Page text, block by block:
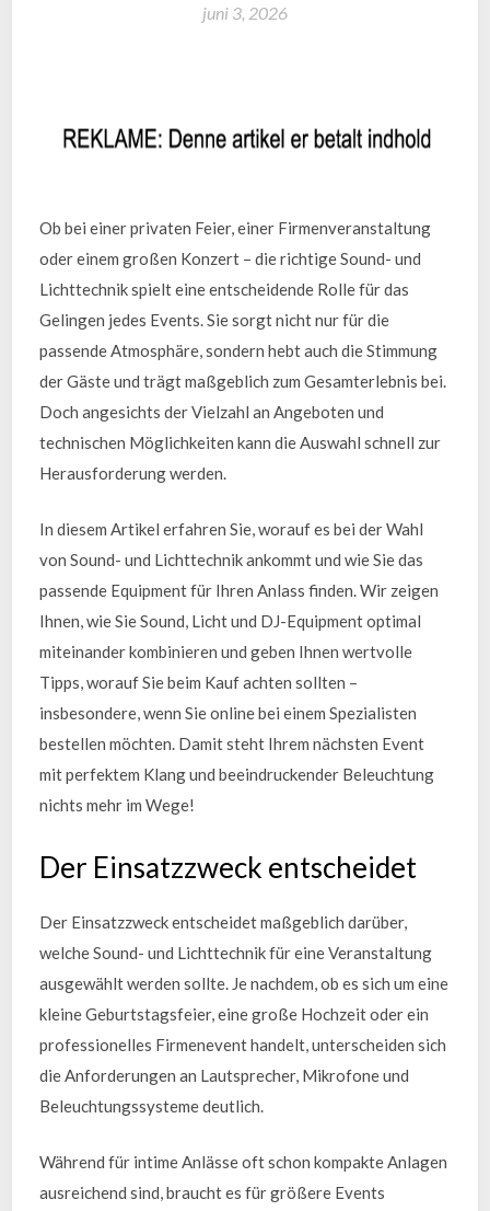
juni 3, 2026
Ob bei einer privaten Feier, einer Firmenveranstaltung
oder einem großen Konzert – die richtige Sound- und
Lichttechnik spielt eine entscheidende Rolle für das
Gelingen jedes Events. Sie sorgt nicht nur für die
passende Atmosphäre, sondern hebt auch die Stimmung
der Gäste und trägt maßgeblich zum Gesamterlebnis bei.
Doch angesichts der Vielzahl an Angeboten und
technischen Möglichkeiten kann die Auswahl schnell zur
Herausforderung werden.
In diesem Artikel erfahren Sie, worauf es bei der Wahl
von Sound- und Lichttechnik ankommt und wie Sie das
passende Equipment für Ihren Anlass finden. Wir zeigen
Ihnen, wie Sie Sound, Licht und DJ-Equipment optimal
miteinander kombinieren und geben Ihnen wertvolle
Tipps, worauf Sie beim Kauf achten sollten –
insbesondere, wenn Sie online bei einem Spezialisten
bestellen möchten. Damit steht Ihrem nächsten Event
mit perfektem Klang und beeindruckender Beleuchtung
nichts mehr im Wege!
Der Einsatzzweck entscheidet
Der Einsatzzweck entscheidet maßgeblich darüber,
welche Sound- und Lichttechnik für eine Veranstaltung
ausgewählt werden sollte. Je nachdem, ob es sich um eine
kleine Geburtstagsfeier, eine große Hochzeit oder ein
professionelles Firmenevent handelt, unterscheiden sich
die Anforderungen an Lautsprecher, Mikrofone und
Beleuchtungssysteme deutlich.
Während für intime Anlässe oft schon kompakte Anlagen
ausreichend sind, braucht es für größere Events